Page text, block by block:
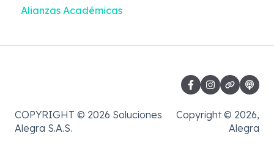
Contabilidad
Alianzas Académicas
COPYRIGHT © 2026 Soluciones
Alegra S.A.S.
Copyright © 2026,
Alegra